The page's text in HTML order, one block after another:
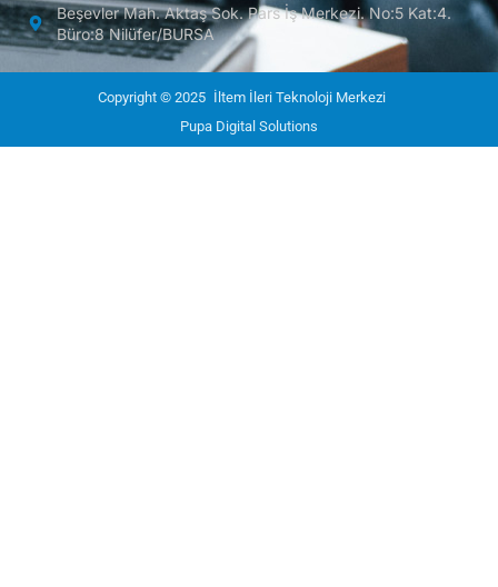
Beşevler Mah. Aktaş Sok. Pars İş Merkezi. No:5 Kat:4.
Büro:8 Nilüfer/BURSA
Copyright © 2025 İltem İleri Teknoloji Merkezi
Pupa Digital Solutions